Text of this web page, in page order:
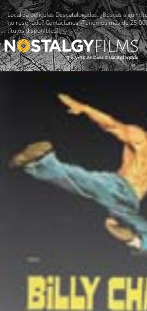
Localiza películas Descatalogadas. ¿Buscas algún
no reseñado? Contáctanos -Tenemos más de
títulos disponibles!